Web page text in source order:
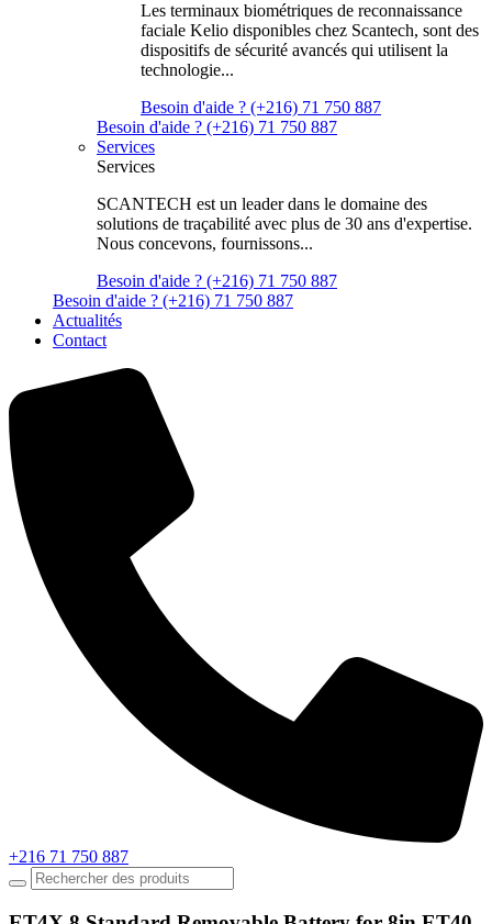
Les terminaux biométriques de reconnaissance
faciale Kelio disponibles chez Scantech, sont des
dispositifs de sécurité avancés qui utilisent la
technologie...
Besoin d'aide ? (+216) 71 750 887
Besoin d'aide ? (+216) 71 750 887
Services
Services
SCANTECH est un leader dans le domaine des
solutions de traçabilité avec plus de 30 ans d'expertise.
Nous concevons, fournissons...
Besoin d'aide ? (+216) 71 750 887
Besoin d'aide ? (+216) 71 750 887
Actualités
Contact
+216 71 750 887